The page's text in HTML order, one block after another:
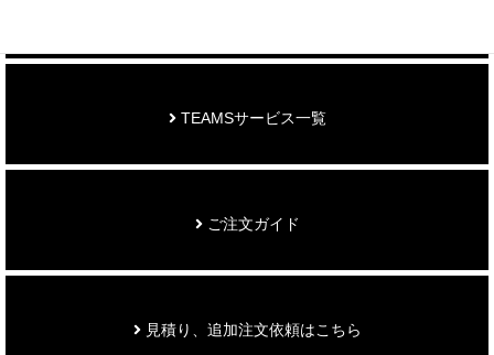
TEAMSサービス一覧
ご注文ガイド
見積り、追加注文依頼はこちら